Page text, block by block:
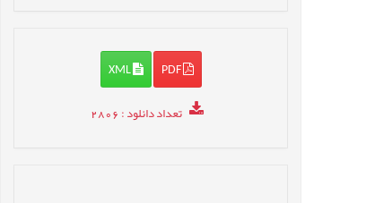
PDF
XML
تعداد دانلود: 2806